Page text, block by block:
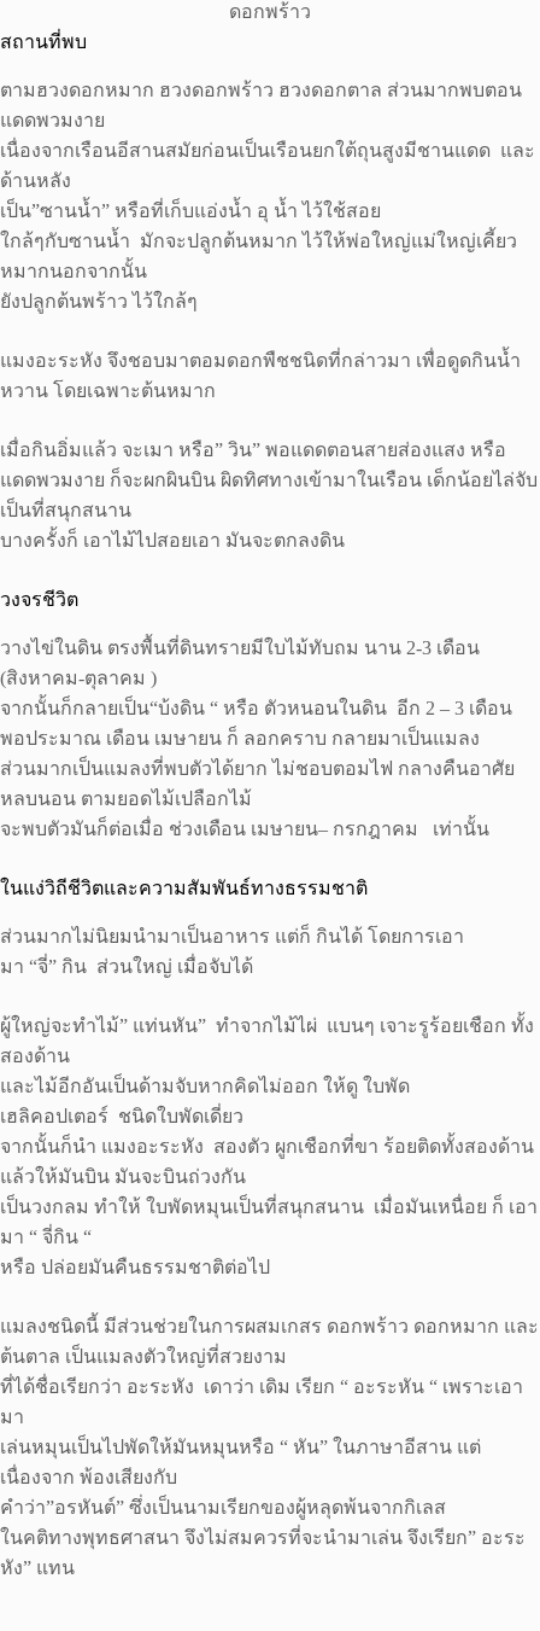
ดอกพร้าว
สถานที่พบ
ตามฮวงดอกหมาก ฮวงดอกพร้าว ฮวงดอกตาล ส่วนมากพบตอน
แดดพวมงาย
เนื่องจากเรือนอีสานสมัยก่อนเป็นเรือนยกใต้ถุนสูงมีชานแดด และ
ด้านหลัง
เป็น”ซานน้ำ” หรือที่เก็บแอ่งน้ำ อุ น้ำ ไว้ใช้สอย
ใกล้ๆกับซานน้ำ มักจะปลูกต้นหมาก ไว้ให้พ่อใหญ่แม่ใหญ่เคี้ยว
หมากนอกจากนั้น
ยังปลูกต้นพร้าว ไว้ใกล้ๆ
แมงอะระหัง จึงชอบมาตอมดอกพืชชนิดที่กล่าวมา เพื่อดูดกินน้ำ
หวาน โดยเฉพาะต้นหมาก
เมื่อกินอิ่มแล้ว จะเมา หรือ” วิน” พอแดดตอนสายส่องแสง หรือ
แดดพวมงาย ก็จะผกผินบิน ผิดทิศทางเข้ามาในเรือน เด็กน้อยไล่จับ
เป็นที่สนุกสนาน
บางครั้งก็ เอาไม้ไปสอยเอา มันจะตกลงดิน
วงจรชีวิต
วางไข่ในดิน ตรงพื้นที่ดินทรายมีใบไม้ทับถม นาน 2-3 เดือน
(สิงหาคม-ตุลาคม )
จากนั้นก็กลายเป็น“บ้งดิน “ หรือ ตัวหนอนในดิน อีก 2 – 3 เดือน
พอประมาณ เดือน เมษายน ก็ ลอกคราบ กลายมาเป็นแมลง
ส่วนมากเป็นแมลงที่พบตัวได้ยาก ไม่ชอบตอมไฟ กลางคืนอาศัย
หลบนอน ตามยอดไม้เปลือกไม้
จะพบตัวมันก็ต่อเมื่อ ช่วงเดือน เมษายน– กรกฎาคม เท่านั้น
ในแง่วิถีชีวิตและความสัมพันธ์ทางธรรมชาติ
ส่วนมากไม่นิยมนำมาเป็นอาหาร แต่ก็ กินได้ โดยการเอา
มา “จี่” กิน ส่วนใหญ่ เมื่อจับได้
ผู้ใหญ่จะทำไม้” แท่นหัน” ทำจากไม้ไผ่ แบนๆ เจาะรูร้อยเชือก ทั้ง
สองด้าน
และไม้อีกอันเป็นด้ามจับหากคิดไม่ออก ให้ดู ใบพัด
เฮลิคอปเตอร์ ชนิดใบพัดเดี่ยว
จากนั้นก็นำ แมงอะระหัง สองตัว ผูกเชือกที่ขา ร้อยติดทั้งสองด้าน
แล้วให้มันบิน มันจะบินถ่วงกัน
เป็นวงกลม ทำให้ ใบพัดหมุนเป็นที่สนุกสนาน เมื่อมันเหนื่อย ก็ เอา
มา “ จี่กิน “
หรือ ปล่อยมันคืนธรรมชาติต่อไป
แมลงชนิดนี้ มีส่วนช่วยในการผสมเกสร ดอกพร้าว ดอกหมาก และ
ต้นตาล เป็นแมลงตัวใหญ่ที่สวยงาม
ที่ได้ชื่อเรียกว่า อะระหัง เดาว่า เดิม เรียก “ อะระหัน “ เพราะเอา
มา
เล่นหมุนเป็นไปพัดให้มันหมุนหรือ “ หัน” ในภาษาอีสาน แต่
เนื่องจาก พ้องเสียงกับ
คำว่า”อรหันต์” ซึ่งเป็นนามเรียกของผู้หลุดพ้นจากกิเลส
ในคติทางพุทธศาสนา จึงไม่สมควรที่จะนำมาเล่น จึงเรียก” อะระ
หัง” แทน